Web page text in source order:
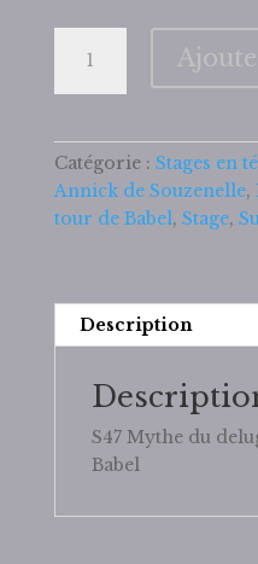
S47
du
deluge
Babel
Catégorie : Stages en
Annick de Souzenelle,
tour de Babel, Stage,
Description
S47 Mythe du
Babel